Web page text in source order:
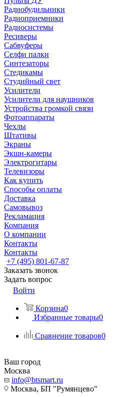
Радиобудильники
Радиоприемники
Радиосистемы
Ресиверы
Сабвуферы
Селфи палки
Синтезаторы
Стедикамы
Студийный свет
Усилители
Усилители для наушников
Устройства громкой связи
Фотоаппараты
Чехлы
Штативы
Экраны
Экшн-камеры
Электрогитары
Телевизоры
Как купить
Способы оплаты
Доставка
Самовывоз
Рекламация
Компания
О компании
Контакты
Контакты
+7 (495) 801-67-87
Заказать звонок
Задать вопрос
Войти
Корзина0
Избранные товары0
Сравнение товаров0
Ваш город
Москва
info@btsmart.ru
Москва, БП "Румянцево"